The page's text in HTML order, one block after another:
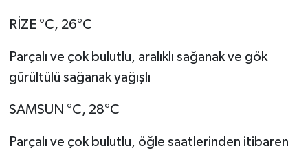
RİZE °C, 26°C
Parçalı ve çok bulutlu, aralıklı sağanak ve gök
gürültülü sağanak yağışlı
SAMSUN °C, 28°C
Parçalı ve çok bulutlu, öğle saatlerinden itibaren